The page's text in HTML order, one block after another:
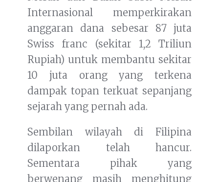
Internasional memperkirakan
anggaran dana sebesar 87 juta
Swiss franc (sekitar 1,2 Triliun
Rupiah) untuk membantu sekitar
10 juta orang yang terkena
dampak topan terkuat sepanjang
sejarah yang pernah ada.
Sembilan wilayah di Filipina
dilaporkan telah hancur.
Sementara pihak yang
berwenang masih menghitung